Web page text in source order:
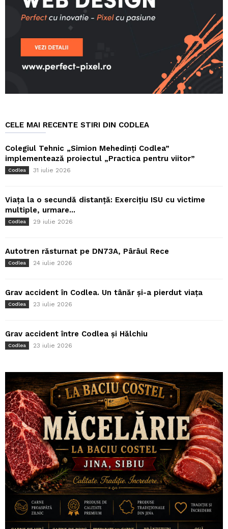
CELE MAI RECENTE STIRI DIN CODLEA
Colegiul Tehnic „Simion Mehedinți Codlea”
implementează proiectul „Practica pentru viitor”
Codlea 31 iulie 2026
Viața la o secundă distanță: Exercițiu ISU cu victime
multiple, urmare...
Codlea 29 iulie 2026
Autotren răsturnat pe DN73A, Pârâul Rece
Codlea 24 iulie 2026
Grav accident în Codlea. Un tânăr și-a pierdut viața
Codlea 23 iulie 2026
Grav accident între Codlea și Hălchiu
Codlea 23 iulie 2026